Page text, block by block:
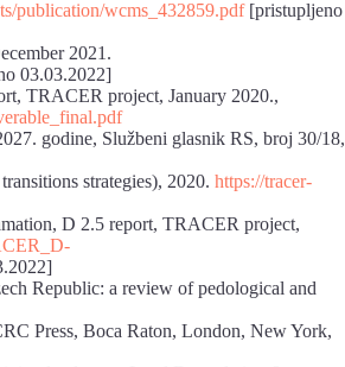
publication/wcms_432859.pdf[pristupljeno
2021.
03.03.2022]
TRACER project, January 2020.,
godine, Službeni glasnik RS, broj 30/18,
strategies), 2020. https://tracer-
D 2.5 report, TRACER project,
Republic: a review of pedological and
Press, Boca Raton, London, New York,